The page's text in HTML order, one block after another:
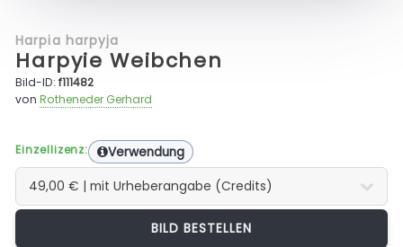
Harpia harpyja
Harpyie Weibchen
Bild-ID:f111482
vonRotheneder Gerhard
Einzellizenz: Verwendung
BILD BESTELLEN